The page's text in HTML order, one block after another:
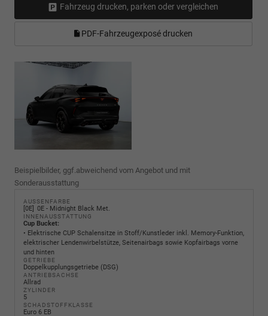
Fahrzeug drucken, parken oder vergleichen
PDF-Fahrzeugexposé drucken
Beispielbilder, ggf.abweichend vom Angebot und mit
Sonderausstattung
AUSSENFARBE
0E 0E - Midnight Black Met.
INNENAUSSTATTUNG
Cup Bucket:
• Elektrische CUP Schalensitze in Stoff/Kunstleder inkl. Memory-Funktion,
elektrischer Lendenwirbelstütze, Seitenairbags sowie Kopfairbags vorne
und hinten
GETRIEBE
Doppelkupplungsgetriebe (DSG)
ANTRIEBSACHSE
Allrad
ZYLINDER
5
SCHADSTOFFKLASSE
Euro 6 EB